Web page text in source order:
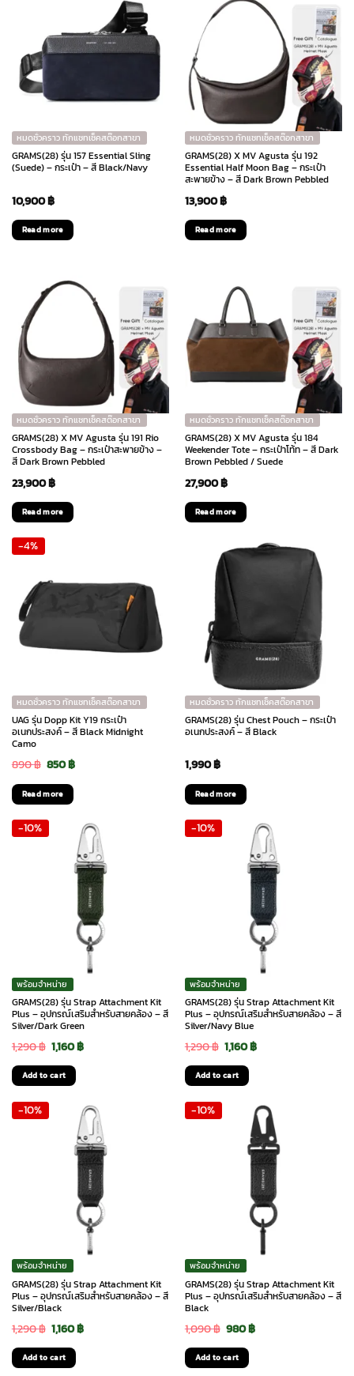
หมดชั่วคราว ทักแชทเช็คสต๊อกสาขา
GRAMS(28) รุ่น 157 Essential Sling
(Suede) – กระเป๋า – สี Black/Navy
10,900฿
Read more
หมดชั่วคราว ทักแชทเช็คสต๊อกสาขา
GRAMS(28) X MV Agusta รุ่น 192
Essential Half Moon Bag – กระเป๋า
สะพายข้าง – สี Dark Brown Pebbled
13,900฿
Read more
หมดชั่วคราว ทักแชทเช็คสต๊อกสาขา
GRAMS(28) X MV Agusta รุ่น 191 Rio
Crossbody Bag – กระเป๋าสะพายข้าง –
สี Dark Brown Pebbled
23,900฿
Read more
หมดชั่วคราว ทักแชทเช็คสต๊อกสาขา
GRAMS(28) X MV Agusta รุ่น 184
Weekender Tote – กระเป๋าโท้ท – สี Dark
Brown Pebbled / Suede
27,900฿
Read more
-4%
หมดชั่วคราว ทักแชทเช็คสต๊อกสาขา
UAG รุ่น Dopp Kit Y19 กระเป๋า
อเนกประสงค์ – สี Black Midnight
Camo
890฿ Original
price
was:
890 ฿.
850฿Current
850 ฿.
Read more
หมดชั่วคราว ทักแชทเช็คสต๊อกสาขา
GRAMS(28) รุ่น Chest Pouch – กระเป๋า
อเนกประสงค์ – สี Black
1,990฿
Read more
-10%
พร้อมจำหน่าย
GRAMS(28) รุ่น Strap Attachment Kit
Plus – อุปกรณ์เสริมสำหรับสายคล้อง – สี
Silver/Dark Green
1,290฿ Original
price
was:
1,290 ฿.
1,160฿Current
1,160 ฿.
Add to cart
-10%
พร้อมจำหน่าย
GRAMS(28) รุ่น Strap Attachment Kit
Plus – อุปกรณ์เสริมสำหรับสายคล้อง – สี
Silver/Navy Blue
1,290฿ Original
price
was:
1,290 ฿.
1,160฿Current
1,160 ฿.
Add to cart
-10%
พร้อมจำหน่าย
GRAMS(28) รุ่น Strap Attachment Kit
Plus – อุปกรณ์เสริมสำหรับสายคล้อง – สี
Silver/Black
1,290฿ Original
price
was:
1,160฿Current
Add to cart
-10%
พร้อมจำหน่าย
GRAMS(28) รุ่น Strap Attachment Kit
Plus – อุปกรณ์เสริมสำหรับสายคล้อง – สี
Black
1,090฿ Original
price
was:
980฿Current
Add to cart